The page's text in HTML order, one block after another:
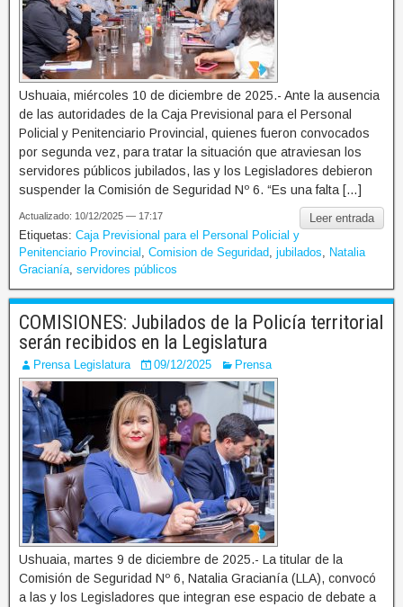
Ushuaia, miércoles 10 de diciembre de 2025.- Ante la ausencia
de las autoridades de la Caja Previsional para el Personal
Policial y Penitenciario Provincial, quienes fueron convocados
por segunda vez, para tratar la situación que atraviesan los
servidores públicos jubilados, las y los Legisladores debieron
suspender la Comisión de Seguridad Nº 6. “Es una falta […]
Leer entrada
Actualizado: 10/12/2025 — 17:17
Etiquetas: Caja Previsional para el Personal Policial y
Penitenciario Provincial
Comision de Seguridad jubilados
Natalia
Gracianía servidores públicos
COMISIONES: Jubilados de la Policía territorial
serán recibidos en la Legislatura
Prensa Legislatura 09/12/2025 Prensa
Ushuaia, martes 9 de diciembre de 2025.- La titular de la
Comisión de Seguridad Nº 6, Natalia Gracianía (LLA), convocó
a las y los Legisladores que integran ese espacio de debate a